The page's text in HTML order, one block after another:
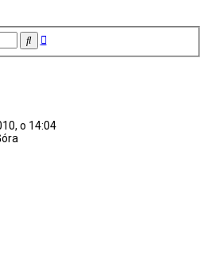
SzukajWyszukiwanie
o 14:04